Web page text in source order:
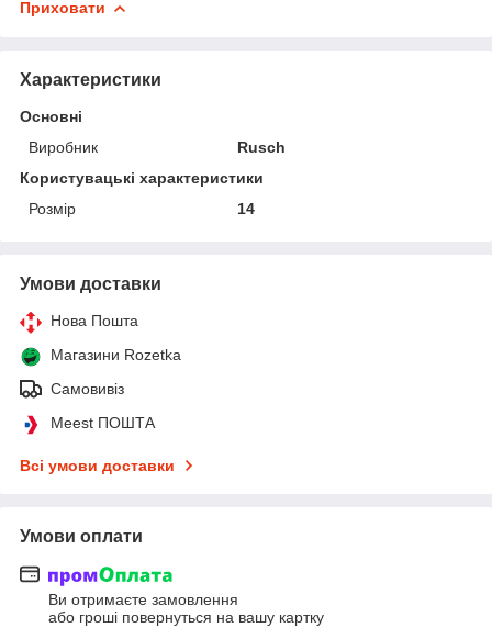
Приховати
Характеристики
Основні
Виробник
Rusch
Користувацькі характеристики
Розмір
14
Умови доставки
Нова Пошта
Магазини Rozetka
Самовивіз
Meest ПОШТА
Всі умови доставки
Умови оплати
Ви отримаєте замовлення
або гроші повернуться на вашу картку